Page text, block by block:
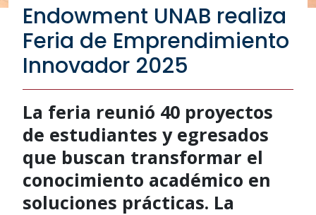
Endowment UNAB realiza
Feria de Emprendimiento
Innovador 2025
La feria reunió 40 proyectos
de estudiantes y egresados
que buscan transformar el
conocimiento académico en
soluciones prácticas. La